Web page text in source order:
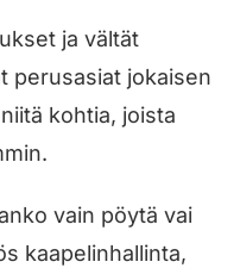
ja vältät
perusasiat jokaisen
kohtia, joista
vain pöytä vai
kaapelinhallinta,